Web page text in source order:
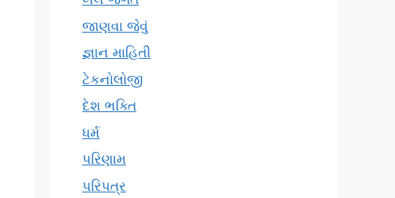
જાણવા જેવું
જ્ઞાન માહિતી
ટેકનોલોજી
દેશ ભક્તિ
ધર્મ
પરિણામ
પરિપત્ર